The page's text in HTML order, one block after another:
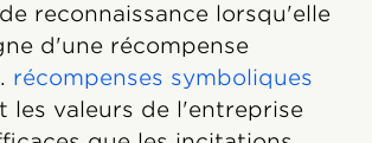
reconnaissance lorsqu'elle
d'une récompense
récompenses symboliques
les valeurs de l'entreprise